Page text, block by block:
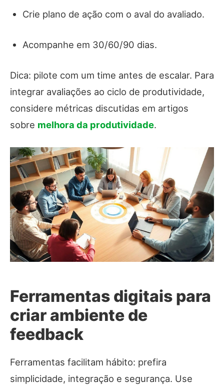
Crie plano de ação com o aval do avaliado.
Acompanhe em 30/60/90 dias.
Dica: pilote com um time antes de escalar. Para
integrar avaliações ao ciclo de produtividade,
considere métricas discutidas em artigos
sobre melhora da produtividade.
Ferramentas digitais para
criar ambiente de
feedback
Ferramentas facilitam hábito: prefira
simplicidade, integração e segurança. Use